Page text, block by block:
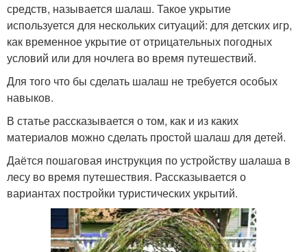
средств, называется шалаш. Такое укрытие
используется для нескольких ситуаций: для детских игр,
как временное укрытие от отрицательных погодных
условий или для ночлега во время путешествий.
Для того что бы сделать шалаш не требуется особых
навыков.
В статье рассказывается о том, как и из каких
материалов можно сделать простой шалаш для детей.
Даётся пошаговая инструкция по устройству шалаша в
лесу во время путешествия. Рассказывается о
вариантах постройки туристических укрытий.